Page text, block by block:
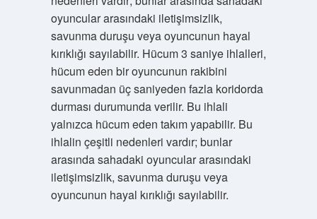
oyuncular arasındaki iletişimsizlik,
savunma duruşu veya oyuncunun hayal
kırıklığı sayılabilir. Hücum 3 saniye ihlalleri,
hücum eden bir oyuncunun rakibini
savunmadan üç saniyeden fazla koridorda
durması durumunda verilir. Bu ihlali
yalnızca hücum eden takım yapabilir. Bu
ihlalin çeşitli nedenleri vardır; bunlar
arasında sahadaki oyuncular arasındaki
iletişimsizlik, savunma duruşu veya
oyuncunun hayal kırıklığı sayılabilir.